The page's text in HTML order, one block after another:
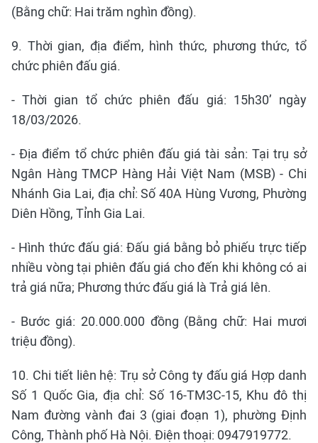
(Bằng chữ: Hai trăm nghìn đồng).
9. Thời gian, địa điểm, hình thức, phương thức, tổ
chức phiên đấu giá.
- Thời gian tổ chức phiên đấu giá: 15h30’ ngày
18/03/2026.
- Địa điểm tổ chức phiên đấu giá tài sản: Tại trụ sở
Ngân Hàng TMCP Hàng Hải Việt Nam (MSB) - Chi
Nhánh Gia Lai, địa chỉ: Số 40A Hùng Vương, Phường
Diên Hồng, Tỉnh Gia Lai.
- Hình thức đấu giá: Đấu giá bằng bỏ phiếu trực tiếp
nhiều vòng tại phiên đấu giá cho đến khi không có ai
trả giá nữa; Phương thức đấu giá là Trả giá lên.
- Bước giá: 20.000.000 đồng (Bằng chữ: Hai mươi
triệu đồng).
10. Chi tiết liên hệ: Trụ sở Công ty đấu giá Hợp danh
Số 1 Quốc Gia, địa chỉ: Số 16-TM3C-15, Khu đô thị
Nam đường vành đai 3 (giai đoạn 1), phường Định
Công, Thành phố Hà Nội. Điện thoại: 0947919772.